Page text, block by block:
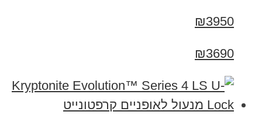
₪3950
₪3690